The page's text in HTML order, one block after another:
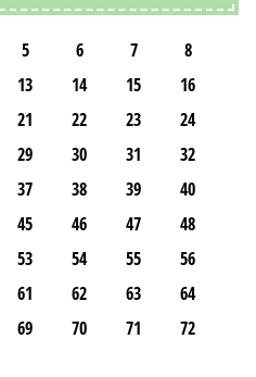
5 6 7
8
13 14 15
16
21 22 23
24
29 30 31
32
37 38 39
40
45 46 47
48
53 54 55
56
61 62 63
64
69 70 71
72